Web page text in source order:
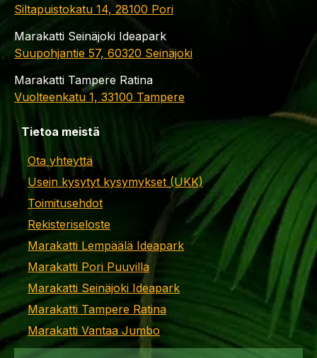
Siltapuistokatu 14, 28100 Pori
Marakatti Seinäjoki Ideapark
Suupohjantie 57, 60320 Seinäjoki
Marakatti Tampere Ratina
Vuolteenkatu 1, 33100 Tampere
Tietoa meistä
Ota yhteyttä
Usein kysytyt kysymykset (UKK)
Toimitusehdot
Rekisteriseloste
Marakatti Lempäälä Ideapark
Marakatti Pori Puuvilla
Marakatti Seinäjoki Ideapark
Marakatti Tampere Ratina
Marakatti Vantaa Jumbo